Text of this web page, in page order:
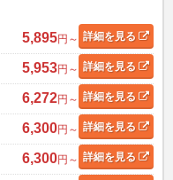
5,895円～ 詳細を見る
5,953円～ 詳細を見る
6,272円～ 詳細を見る
6,300円～ 詳細を見る
6,300円～ 詳細を見る